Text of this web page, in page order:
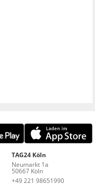
TAG24 Köln
Neumarkt 1a
50667 Köln
+49 221 98651990